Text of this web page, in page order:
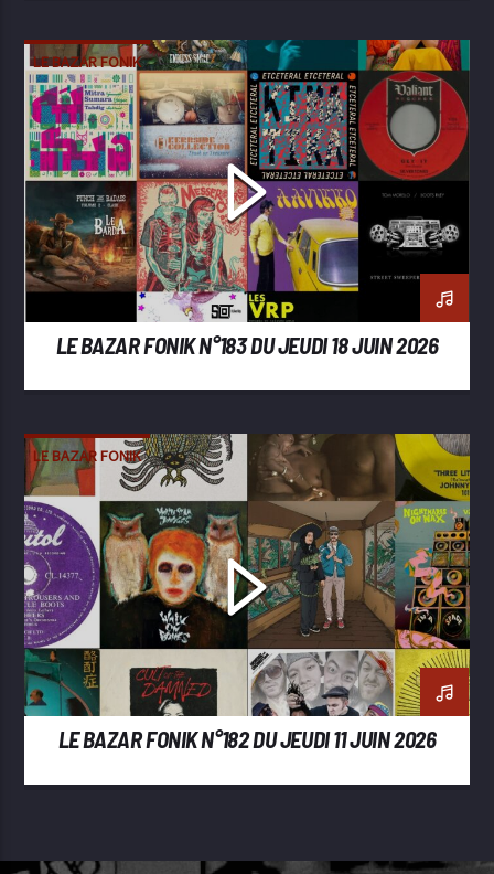
LE BAZAR FONIK
LE BAZAR FONIK N°183 DU JEUDI 18 JUIN 2026
LE BAZAR FONIK
LE BAZAR FONIK N°182 DU JEUDI 11 JUIN 2026